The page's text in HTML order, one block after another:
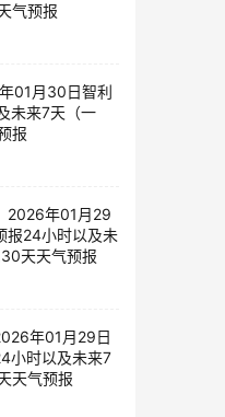
气预报
01月30日智利
未来7天（一
报
2026年01月29
报24小时以及未
天天气预报
年01月29日
小时以及未来7
天气预报